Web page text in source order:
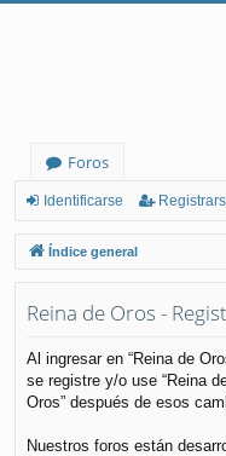
Foros
Identificarse
Índice general
Reina de Oros -
Al ingresar en “Reina de
se registre y/o use “Reina
Oros” después de esos
Nuestros foros están